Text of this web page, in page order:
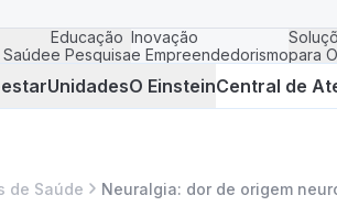
Educação
e Pesquisa
Inovação
e Empreendedorismopara
UnidadesO EinsteinCentral de
de Saúde Neuralgia: dor de origem